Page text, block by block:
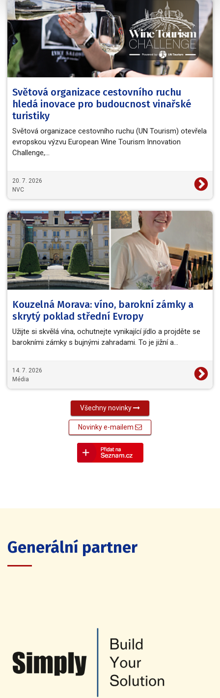
Světová organizace cestovního ruchu
hledá inovace pro budoucnost vinařské
turistiky
Světová organizace cestovního ruchu (UN Tourism) otevřela
evropskou výzvu European Wine Tourism Innovation
Challenge,…
20. 7. 2026
NVC
Kouzelná Morava: víno, barokní zámky a
skrytý poklad střední Evropy
Užijte si skvělá vína, ochutnejte vynikající jídlo a projděte se
barokními zámky s bujnými zahradami. To je jižní a…
14. 7. 2026
Média
Všechny novinky
Novinky e-mailem
Generální partner